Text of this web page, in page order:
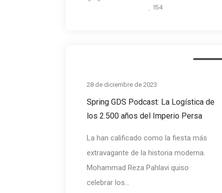
154
28 de diciembre de 2023
Spring GDS Podcast: La Logística de
los 2.500 años del Imperio Persa
La han calificado como la fiesta más
extravagante de la historia moderna.
Mohammad Reza Pahlavi quiso
celebrar los...